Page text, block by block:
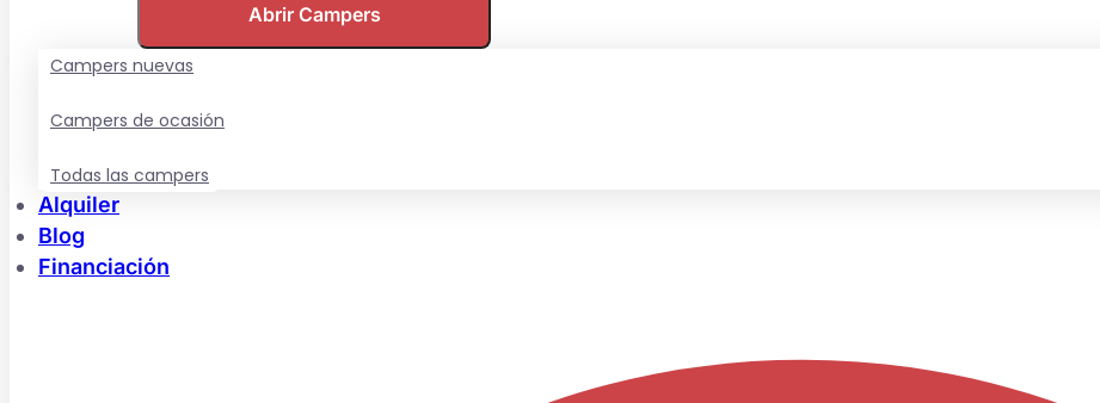
Abrir Campers
Campers nuevas
Campers de ocasión
Todas las campers
Alquiler
Blog
Financiación